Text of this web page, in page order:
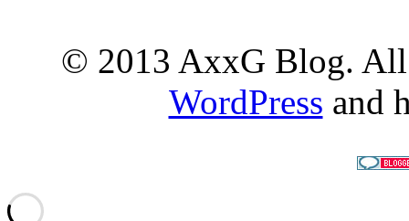
© 2013 AxxG Blog. All
WordPress and